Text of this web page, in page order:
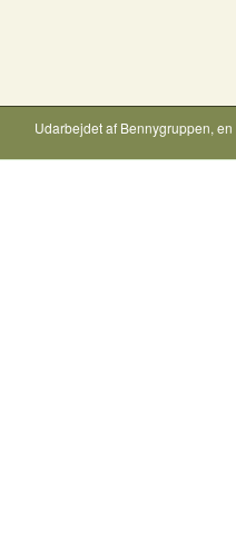
Udarbejdet af Bennygruppen,